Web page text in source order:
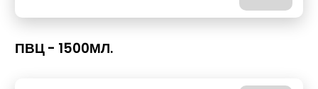
ПВЦ - 1500МЛ.